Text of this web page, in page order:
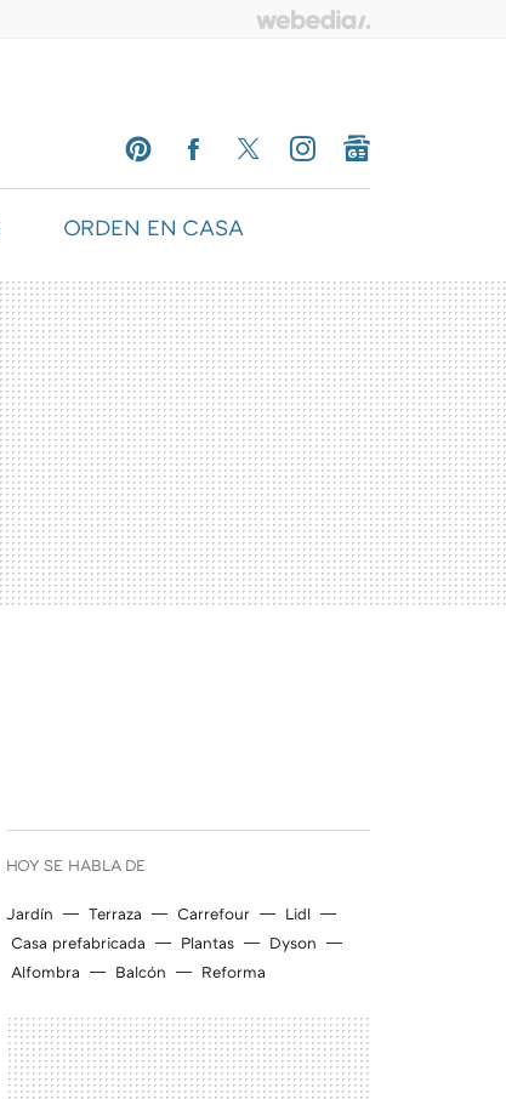
ORDEN EN CASA
HOY SE HABLA DE
Jardín Terraza Carrefour
Lidl
Casa prefabricada
Plantas
Dyson
Alfombra
Balcón Reforma